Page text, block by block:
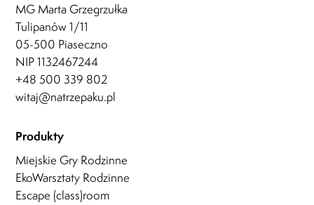
MG Marta Grzegrzułka
Tulipanów 1/11
05-500 Piaseczno
NIP 1132467244
+48 500 339 802
witaj@natrzepaku.pl
Produkty
Miejskie Gry Rodzinne
EkoWarsztaty Rodzinne
Escape (class)room